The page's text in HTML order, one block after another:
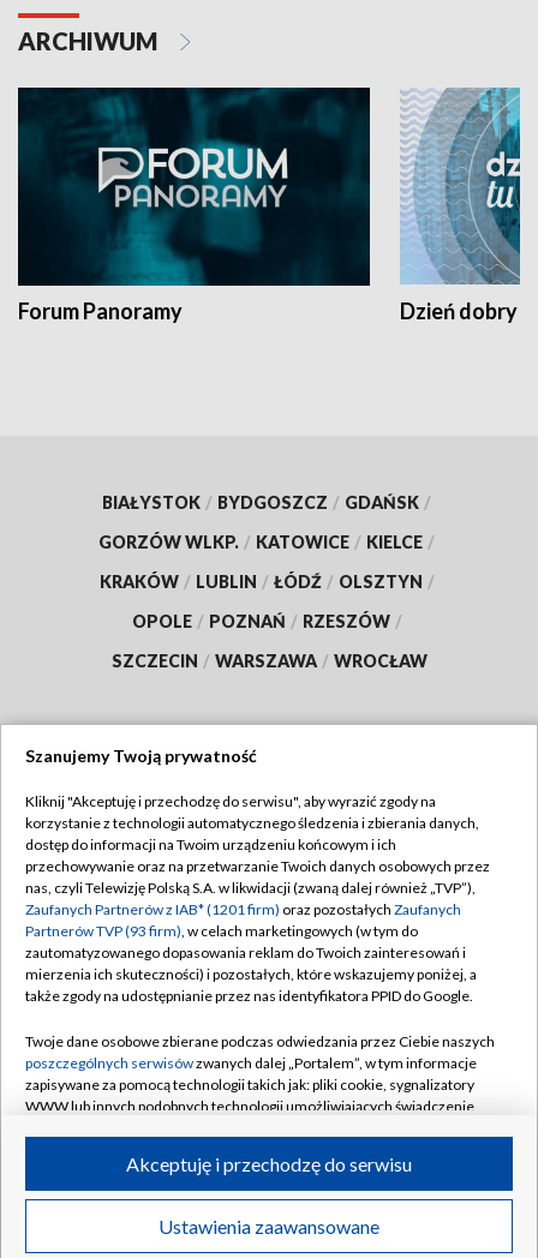
ARCHIWUM
Forum Panoramy Dzień dobry
BIAŁYSTOK / BYDGOSZCZ / GDAŃSK /
GORZÓW WLKP. / KATOWICE / KIELCE /
KRAKÓW / LUBLIN / ŁÓDŹ / OLSZTYN /
OPOLE / POZNAŃ / RZESZÓW /
SZCZECIN / WARSZAWA / WROCŁAW
TVP
Abonament TVP
Emisja w TVP
Centrum informacji TVP
Naziemna Telewizja Cyfrowa
Rada Programowa
System NOS
Informacje o nadawcy
Program dla prasy
Ogłoszenie przetargowe
Regulamin TVP
Polityka prywatności
Moje zgody
Pomoc
Kontakt
Kanały
©2026 Telewizja Polska S.A. w likwidacji
Szanujemy Twoją prywatność
Kliknij "Akceptuję i przechodzę do serwisu", aby wyrazić zgody na
korzystanie z technologii automatycznego śledzenia i zbierania danych,
dostęp do informacji na Twoim urządzeniu końcowym i ich
przechowywanie oraz na przetwarzanie Twoich danych osobowych przez
nas, czyli Telewizję Polską S.A. w likwidacji (zwaną dalej również „TVP”),
Zaufanych Partnerów z IAB* (1201 firm) oraz pozostałych Zaufanych
Partnerów TVP (93 firm), w celach marketingowych (w tym do
zautomatyzowanego dopasowania reklam do Twoich zainteresowań i
mierzenia ich skuteczności) i pozostałych, które wskazujemy poniżej, a
także zgody na udostępnianie przez nas identyfikatora PPID do Google.
Twoje dane osobowe zbierane podczas odwiedzania przez Ciebie naszych
poszczególnych serwisówzwanych dalej „Portalem”, w tym informacje
zapisywane za pomocą technologii takich jak: pliki cookie, sygnalizatory
WWW lub innych podobnych technologii umożliwiających świadczenie
ruchu w Internecie.
Twoje dane osobowe zbierane podczas odwiedzania przez Ciebie
poszczególnych serwisówna Portalu, takie jak adresy IP, identyfikatory
Ustawienia zaawansowane
Akceptuję i przechodzę do serwisu